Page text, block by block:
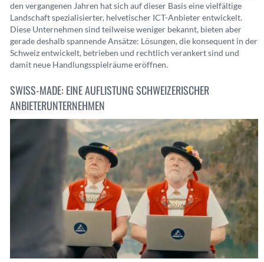
den vergangenen Jahren hat sich auf dieser Basis eine vielfältige
Landschaft spezialisierter, helvetischer ICT-Anbieter entwickelt.
Diese Unternehmen sind teilweise weniger bekannt, bieten aber
gerade deshalb spannende Ansätze: Lösungen, die konsequent in der
Schweiz entwickelt, betrieben und rechtlich verankert sind und
damit neue Handlungsspielräume eröffnen.
SWISS-MADE: EINE AUFLISTUNG SCHWEIZERISCHER
ANBIETERUNTERNEHMEN